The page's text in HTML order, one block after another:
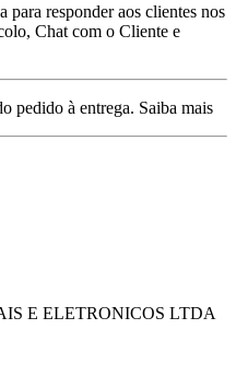
para responder aos clientes nos
Chat com o Cliente e
pedido à entrega. Saiba mais
E ELETRONICOS LTDA